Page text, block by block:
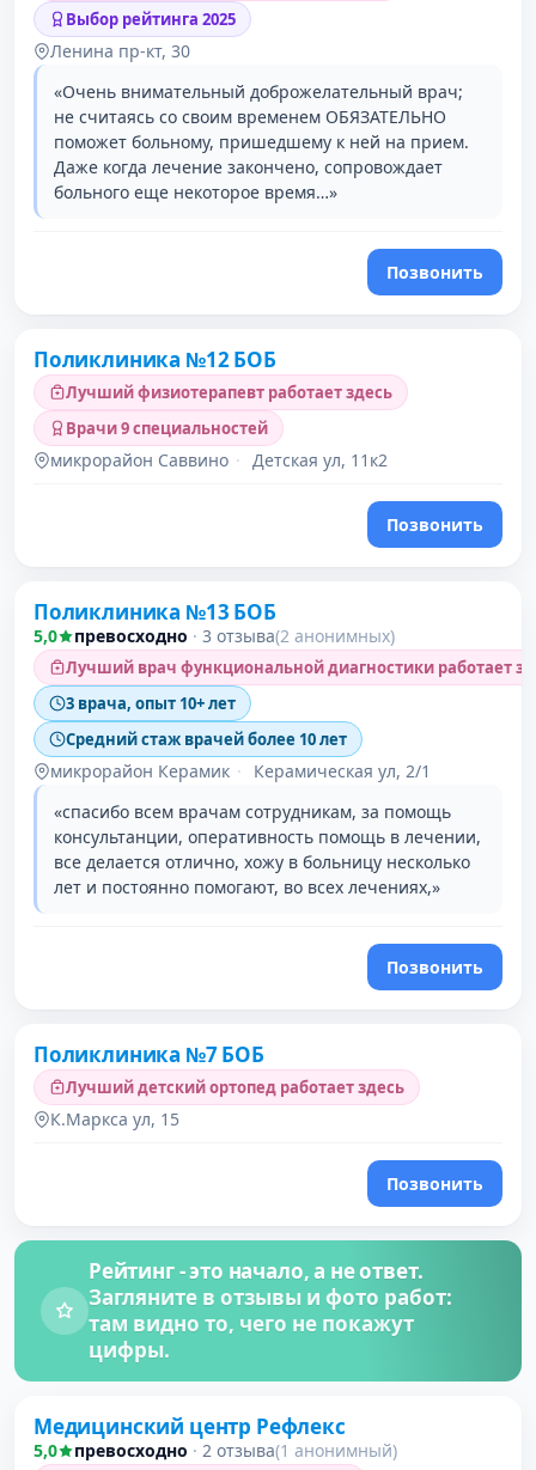
Выбор рейтинга 2025
Ленина пр-кт, 30
«Очень внимательный доброжелательный врач;
не считаясь со своим временем ОБЯЗАТЕЛЬНО
поможет больному, пришедшему к ней на прием.
Даже когда лечение закончено, сопровождает
больного еще некоторое время…»
Позвонить
Поликлиника №12 БОБ
Лучший физиотерапевт работает здесь
Врачи 9 специальностей
микрорайон Саввино · Детская ул, 11к2
Позвонить
Поликлиника №13 БОБ
5,0 превосходно · 3 отзыва(2 анонимных)
Лучший врач функциональной диагностики работает
3 врача, опыт 10+ лет
Средний стаж врачей более 10 лет
микрорайон Керамик ·
Керамическая ул, 2/1
«спасибо всем врачам сотрудникам, за помощь
консультанции, оперативность помощь в лечении,
все делается отлично, хожу в больницу несколько
лет и постоянно помогают, во всех лечениях,»
Позвонить
Поликлиника №7 БОБ
Лучший детский ортопед работает здесь
К.Маркса ул, 15
Позвонить
Рейтинг - это начало, а не ответ.
Загляните в отзывы и фото работ:
там видно то, чего не покажут
цифры.
Медицинский центр Рефлекс
5,0 превосходно · 2 отзыва(1 анонимный)